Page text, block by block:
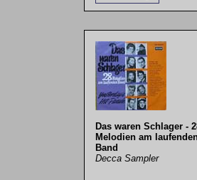
Das waren Schlager -
Melodien am
Band
Decca Sampler